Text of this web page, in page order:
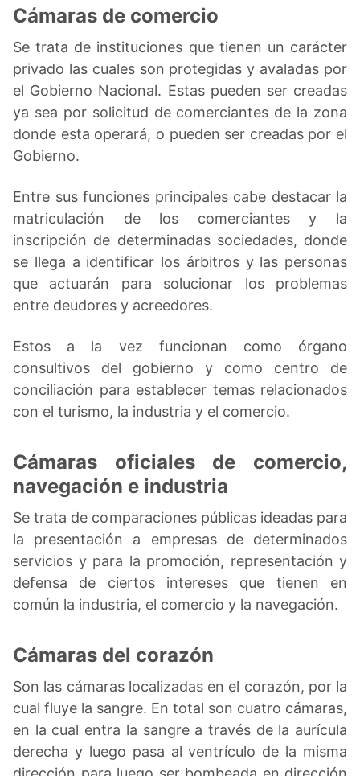
Cámaras de comercio
Se trata de instituciones que tienen un carácter
privado las cuales son protegidas y avaladas por
el Gobierno Nacional. Estas pueden ser creadas
ya sea por solicitud de comerciantes de la zona
donde esta operará, o pueden ser creadas por el
Gobierno.
Entre sus funciones principales cabe destacar la
matriculación de los comerciantes y la
inscripción de determinadas sociedades, donde
se llega a identificar los árbitros y las personas
que actuarán para solucionar los problemas
entre deudores y acreedores.
Estos a la vez funcionan como órgano
consultivos del gobierno y como centro de
conciliación para establecer temas relacionados
con el turismo, la industria y el comercio.
Cámaras oficiales de comercio,
navegación e industria
Se trata de comparaciones públicas ideadas para
la presentación a empresas de determinados
servicios y para la promoción, representación y
defensa de ciertos intereses que tienen en
común la industria, el comercio y la navegación.
Cámaras del corazón
Son las cámaras localizadas en el corazón, por la
cual fluye la sangre. En total son cuatro cámaras,
en la cual entra la sangre a través de la aurícula
derecha y luego pasa al ventrículo de la misma